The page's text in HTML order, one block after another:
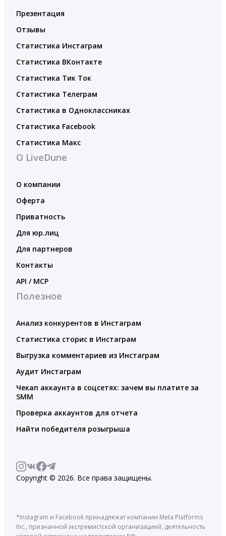
Презентация
Отзывы
Статистика Инстаграм
Статистика ВКонтакте
Статистика Тик Ток
Статистика Телеграм
Статистика в Одноклассниках
Статистика Facebook
Статистика Макс
О LiveDune
О компании
Оферта
Приватность
Для юр.лиц
Для партнеров
Контакты
API / MCP
Полезное
Анализ конкурентов в Инстаграм
Статистика сторис в Инстаграм
Выгрузка комментариев из Инстаграм
Аудит Инстаграм
Чекап аккаунта в соцсетях: зачем вы платите за
SMM
Проверка аккаунтов для отчета
Найти победителя розыгрыша
Copyright © 2026. Все права защищены.
*Instagram и Facebook принадлежат компании Meta Platforms
Inc., признанной экстремистской организацией, деятельность